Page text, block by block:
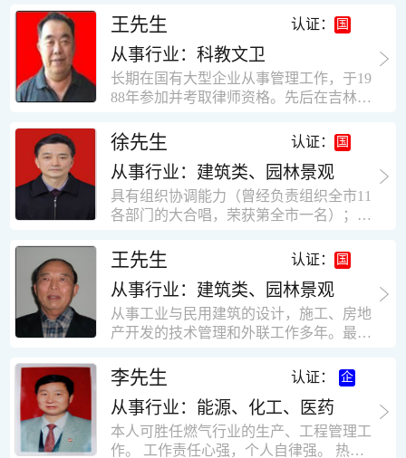
术负责人，该项目为水泥生产线，该项目
有圆形连体熟料仓12，每个直径9米高41
米，砖混结构，皮带运输走廊一个，框架
结构长185米，高5.2米的框架结构。1991
年调入新乡市新营建筑公司历任：七里三
营乡刘庄火力发电厂项目经理，该项目有
平方装配式工业厂房，焦作市林果住宅小
区项目经理，该项目有住宅楼9栋6层砖混
结构，总建筑面积36000平方米。2004年
限公司专业监理工程师，广东重工监理有
限公司任专业监理工程师，监督的工程
有：广东东莞市花润雪花啤酒厂二期扩建
工程，该工程有钢结构工业厂房2栋，每
栋9000平方米。东莞市新世纪花苑，该工
场；一栋17层。2栋总面积32000平方米，
框架结构。南奥园金州商业步行街等工
程。30年的工作经验积累，使自己能适应
建筑行业的多种工作岗位。
闭路电视监控系统、防盗报警系统、门禁
一卡通系统、停车场管理系统、巡更系
统、远程抄表系统等相关系统主流产品，
有较强的售前技术支持能力，并具有较丰
富的设备调试经验； 能独立完成系统集成
建与扩充经验，并具备教育训练能力；
王先生 认证：
从事行业：科教文卫
长期在国有大型企业从事管理工作，于19
88年参加并考取律师资格。先后在吉林油
辽宁华夏律师事务所和辽宁鑫诺律师事务
所执业。王律师在数十年的执业经历中，
多次与美国、英国、香港、北京、深圳等
地的律师共同办理法律事务。 对民商事的
诉讼和非诉讼的合同纠纷、劳动纠纷、债
对刑事案件、仲裁案件都颇有造诣。尤其
擅长处理涉及公司管理、企业改制，资产
收购重组等法律业务。王律师有多篇学术
论文在省部级会议和刊物上发表。数十年
的执业经历中，王律师经办了数百起诉讼
和非诉讼案件，取得了较好的经济效益和
律师一贯的工作作风；法律第一和当事人
合法权益第一，忠诚和敬业是王福营律师
的永恒的追求。
徐先生 认证：
从事行业：建筑类、园林景观
具有组织协调能力（曾经负责组织全市11
各部门的大合唱，荣获第全市一名）；知
等领域）；实际工作能力强，且经验丰
富。
王先生 认证：
从事行业：建筑类、园林景观
从事工业与民用建筑的设计，施工、房地
产开发的技术管理和外联工作多年。最大
最高26层。基础理论和专业技术知识功底
深厚，能熟练从事复杂技术工程的设计与
计算工作，有丰富的大中型工程项目的施
工技术经验。知识广博，设计、施工、予
决算、资产评估等都有较深造诣。曾独立
李先生 认证：
从事行业：能源、化工、医药
本人可胜任燃气行业的生产、工程管理工
作。 工作责任心强，个人自律强。 热爱